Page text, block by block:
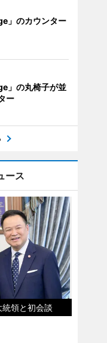
」のカウンター
」の丸椅子が並
ー
ース
領と初会談